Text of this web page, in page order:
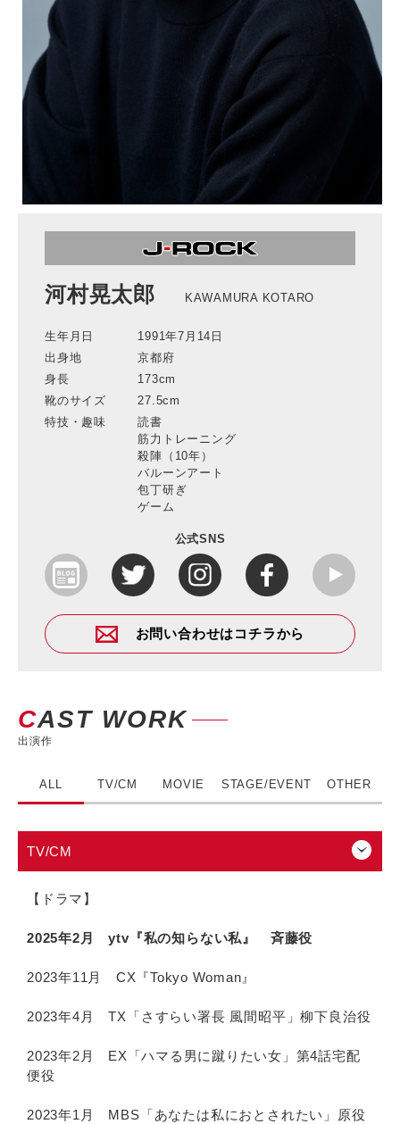
河村晃太郎 KAWAMURA KOTARO
生年月日
1991年7月14日
出身地
京都府
身長
173cm
靴のサイズ
27.5cm
特技・趣味
読書
筋力トレーニング
殺陣（10年）
バルーンアート
包丁研ぎ
ゲーム
公式SNS
お問い合わせはコチラから
CAST WORK
出演作
ALL TV/CM MOVIE STAGE/EVENT OTHER
TV/CM
【ドラマ】
2025年2月 ytv『私の知らない私』 斉藤役
2023年11月 CX『Tokyo Woman』
2023年4月 TX「さすらい署長 風間昭平」柳下良治役
2023年2月 EX「ハマる男に蹴りたい女」第4話宅配
便役
2023年1月 MBS「あなたは私におとされたい」原役